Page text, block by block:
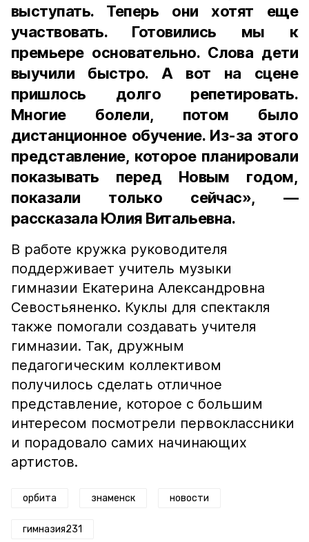
выступать. Теперь они хотят еще
участвовать. Готовились мы к
премьере основательно. Слова дети
выучили быстро. А вот на сцене
пришлось долго репетировать.
Многие болели, потом было
дистанционное обучение. Из-за этого
представление, которое планировали
показывать перед Новым годом,
показали только сейчас», —
рассказала Юлия Витальевна.
В работе кружка руководителя
поддерживает учитель музыки
гимназии Екатерина Александровна
Севостьяненко. Куклы для спектакля
также помогали создавать учителя
гимназии. Так, дружным
педагогическим коллективом
получилось сделать отличное
представление, которое с большим
интересом посмотрели первоклассники
и порадовало самих начинающих
артистов.
орбита знаменск новости
гимназия231